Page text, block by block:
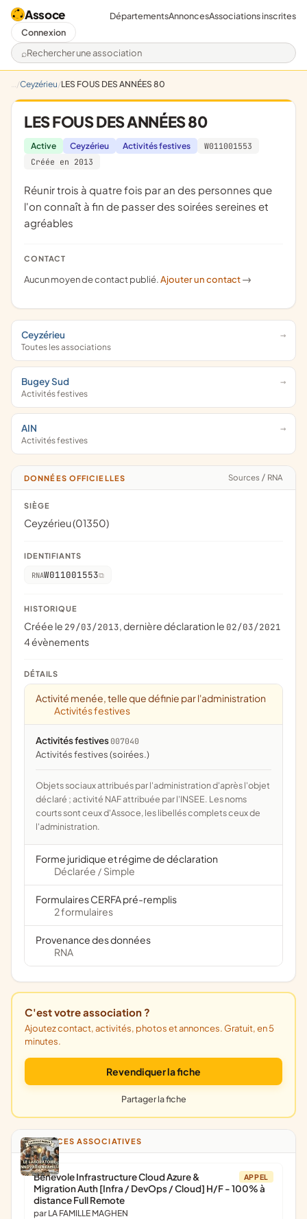
Assoce
Rechercher une association
DépartementsAnnoncesAssociations inscrites
Connexion
Ceyzérieu LES FOUS DES ANNÉES 80
LES FOUS DES ANNÉES 80
Active Ceyzérieu Activités festives
W011001553
Créée en 2013
réunir trois à quatre fois par an des personnes que
l'on connaît à fin de passer des soirées sereines et
agréables
CONTACT
Aucun moyen de contact publié.Ajouter un contact ->
Ceyzérieu
Toutes les associations
Bugey Sud
Activités festives
AIN
Activités festives
DONNÉES OFFICIELLES Sources / RNA
SIÈGE
Ceyzérieu (01350)
IDENTIFIANTS
RNAW011001553
HISTORIQUE
Créée le 29/03/2013, dernière déclaration le 02/03/2021
4 évènements
DÉTAILS
Activité menée, telle que définie par l'administration
Activités festives
Activités festives 007040
activités festives (soirées.)
Objets sociaux attribués par l'administration d'après l'objet
déclaré ; activité NAF attribuée par l'INSEE. Les noms
courts sont ceux d'Assoce, les libellés complets ceux de
l'administration.
Forme juridique et régime de déclaration
Déclarée / Simple
Formulaires CERFA pré-remplis
2 formulaires
Provenance des données
RNA
C'est votre association ?
Ajoutez contact, activités, photos et annonces. Gratuit, en 5
minutes.
Revendiquer la fiche
Partager la fiche
ANNONCES ASSOCIATIVES
APPEL
Bénévole Infrastructure Cloud Azure &
Migration Auth [Infra / DevOps / Cloud] H/F - 100% à
distance Full Remote
par LA FAMILLE MAGHEN